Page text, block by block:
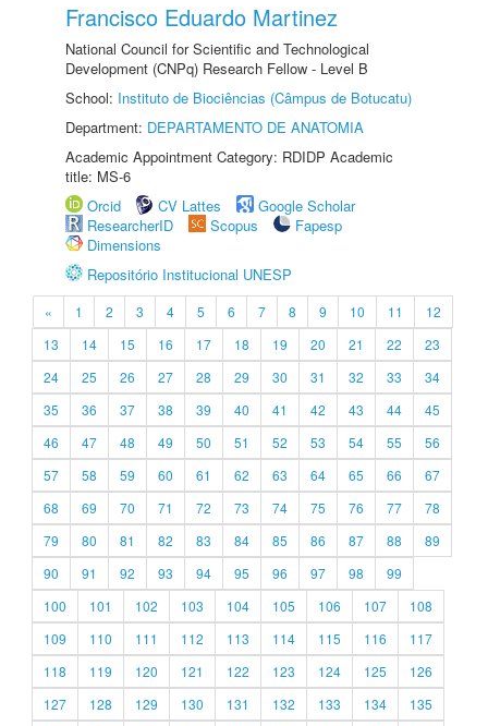
Francisco Eduardo Martinez
National Council for Scientific and Technological
Development (CNPq) Research Fellow - Level B
School: Instituto de Biociências (Câmpus de Botucatu)
Department: DEPARTAMENTO DE ANATOMIA
Academic Appointment Category: RDIDP Academic
title: MS-6
Orcid
CV Lattes
Google Scholar
ResearcherID
Scopus
Fapesp
Dimensions
Repositório Institucional UNESP
« 1 2 3 4 5 6 7 8 9 10 11
12
13
14 15 16 17 18 19 20 21 22
23
24
25 26 27 28 29 30 31 32 33
34
35
36 37 38 39 40 41 42 43 44
45
46
47 48 49 50 51 52 53 54 55
56
57
58 59 60 61 62 63 64 65 66
67
68
69 70 71 72 73 74 75 76 77
78
79
80 81 82 83 84 85 86 87 88
89
90
91 92 93 94 95 96 97 98
99
100
101 102 103 104 105 106 107
108
109
110 111 112 113 114 115 116
117
118
119 120 121 122 123 124 125
126
127
128 129 130 131 132 133 134
135